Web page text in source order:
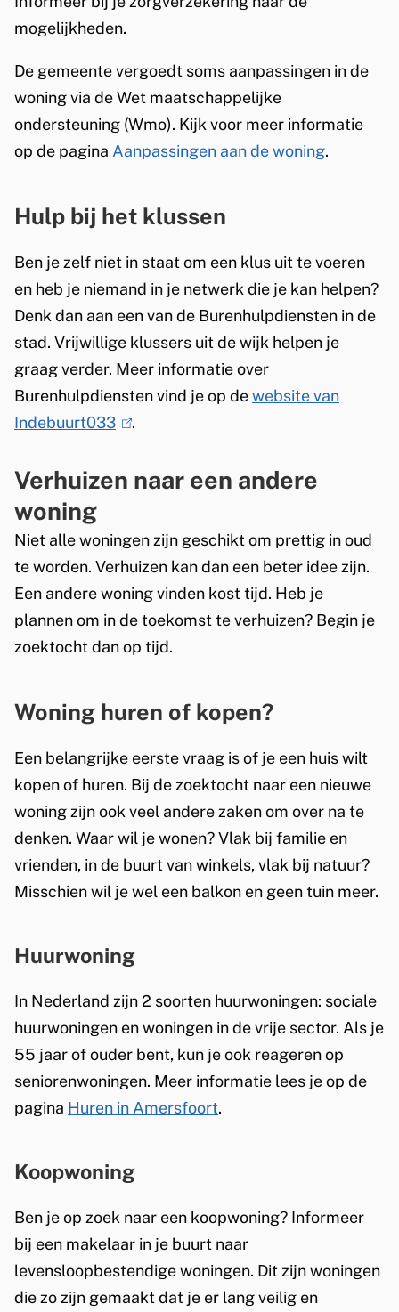
mogelijkheden.
De gemeente vergoedt soms aanpassingen in de
woning via de Wet maatschappelijke
ondersteuning (Wmo). Kijk voor meer informatie
op de pagina Aanpassingen aan de woning.
Hulp bij het klussen
Ben je zelf niet in staat om een klus uit te voeren
en heb je niemand in je netwerk die je kan helpen?
Denk dan aan een van de Burenhulpdiensten in de
stad. Vrijwillige klussers uit de wijk helpen je
graag verder. Meer informatie over
Burenhulpdiensten vind je op dewebsite van
Indebuurt033
i
r
)
.
Verhuizen naar een andere
woning
Niet alle woningen zijn geschikt om prettig in oud
te worden. Verhuizen kan dan een beter idee zijn.
Een andere woning vinden kost tijd. Heb je
plannen om in de toekomst te verhuizen? Begin je
zoektocht dan op tijd.
Woning huren of kopen?
Een belangrijke eerste vraag is of je een huis wilt
kopen of huren. Bij de zoektocht naar een nieuwe
woning zijn ook veel andere zaken om over na te
denken. Waar wil je wonen? Vlak bij familie en
vrienden, in de buurt van winkels, vlak bij natuur?
Misschien wil je wel een balkon en geen tuin meer.
Huurwoning
In Nederland zijn 2 soorten huurwoningen: sociale
huurwoningen en woningen in de vrije sector. Als je
55 jaar of ouder bent, kun je ook reageren op
seniorenwoningen. Meer informatie lees je op de
pagina Huren in Amersfoort.
Koopwoning
Ben je op zoek naar een koopwoning? Informeer
bij een makelaar in je buurt naar
levensloopbestendige woningen. Dit zijn woningen
die zo zijn gemaakt dat je er lang veilig en